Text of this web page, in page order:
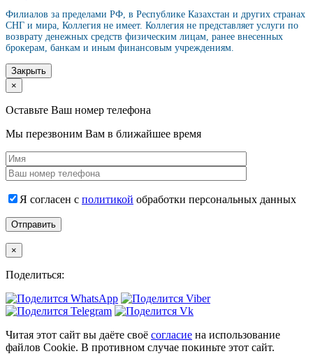
Филиалов за пределами РФ, в Республике Казахстан и других странах
СНГ и мира, Коллегия не имеет. Коллегия не представляет услуги по
возврату денежных средств физическим лицам, ранее внесенных
брокерам, банкам и иным финансовым учреждениям.
Закрыть
×
Оставьте Ваш номер телефона
Мы перезвоним Вам в ближайшее время
Я согласен с политикой обработки персональных данных
×
Поделиться:
Читая этот сайт вы даёте своё согласие на использование
файлов Cookie. В противном случае покиньте этот сайт.